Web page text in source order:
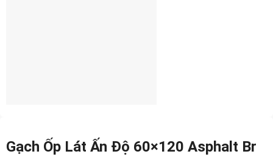
Gạch Ốp Lát Ấn Độ 60×120 Asphalt Br